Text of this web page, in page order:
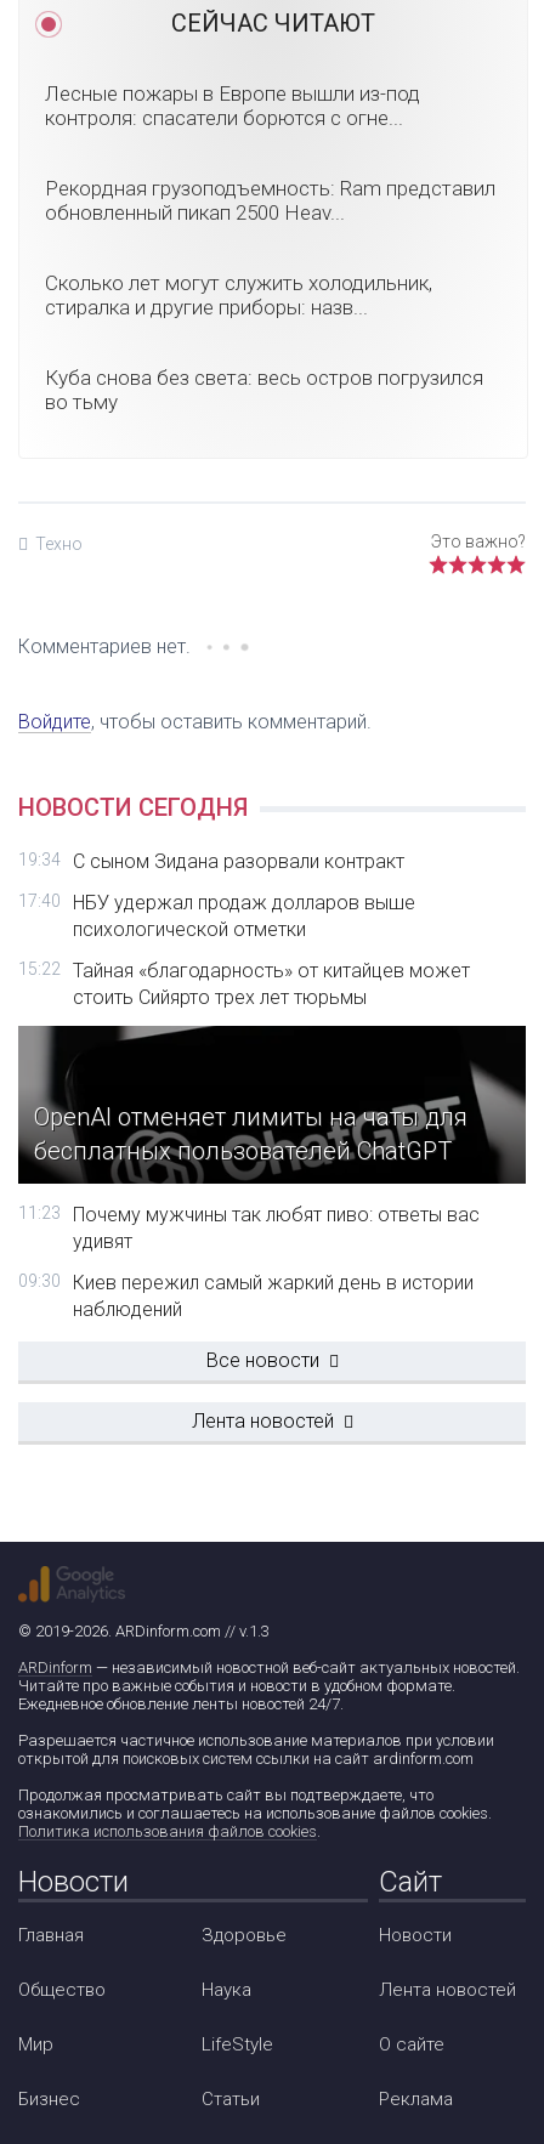
СЕЙЧАС ЧИТАЮТ
Лесные пожары в Европе вышли из-под
контроля: спасатели борются с огне...
Рекордная грузоподъемность: Ram представил
обновленный пикап 2500 Heav...
Сколько лет могут служить холодильник,
стиралка и другие приборы: назв...
Куба снова без света: весь остров погрузился
во тьму
Техно
Комментариев нет.
Войдите, чтобы оставить комментарий.
НОВОСТИ СЕГОДНЯ
19:34 С сыном Зидана разорвали контракт
17:40
НБУ удержал продаж долларов выше
психологической отметки
15:22
Тайная «благодарность» от китайцев может
стоить Сийярто трех лет тюрьмы
OpenAI отменяет лимиты на чаты для
бесплатных пользователей ChatGPT
11:23
Почему мужчины так любят пиво: ответы вас
удивят
09:30
Киев пережил самый жаркий день в истории
наблюдений
Все новости
Лента новостей
© 2019-2026. ARDinform.com // v.1.3
ARDinform — независимый новостной веб-сайт актуальных новостей.
Читайте про важные события и новости в удобном формате.
Ежедневное обновление ленты новостей 24/7.
Разрешается частичное использование материалов при условии
открытой для поисковых систем ссылки на сайт ardinform.com
Продолжая просматривать сайт вы подтверждаете, что
ознакомились и соглашаетесь на использование файлов cookies.
Политика использования файлов cookies.
Новости
Главная
Общество
Мир
Бизнес
Здоровье
Наука
LifeStyle
Статьи
Сайт
Новости
Лента новостей
О сайте
Реклама